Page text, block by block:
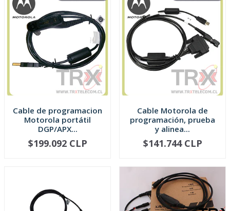
Cable de programacion
Motorola portátil
DGP/APX...
+
$199.092 CLP
Cable Motorola de
programación, prueba
y alinea...
+
$141.744 CLP